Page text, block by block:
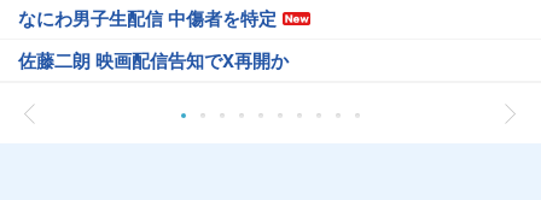
なにわ男子生配信 中傷者を特定
佐藤二朗 映画配信告知でX再開か